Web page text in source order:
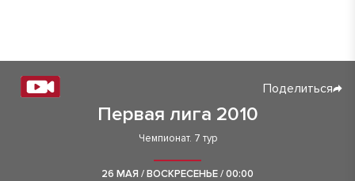
Первая лига 2010
Поделиться
Чемпионат. 7 тур
26 МАЯ / ВОСКРЕСЕНЬЕ / 00:00